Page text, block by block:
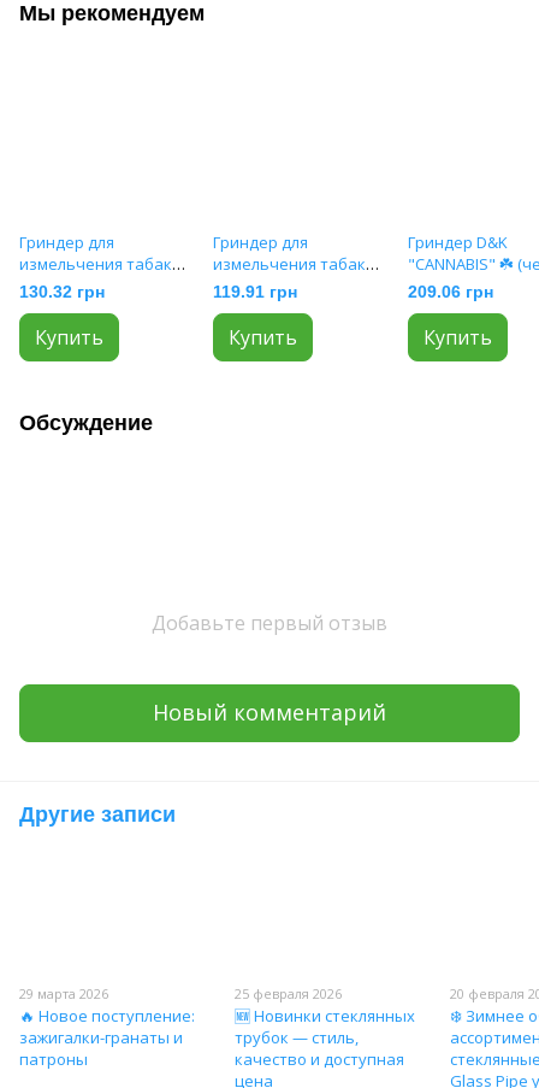
Мы рекомендуем
Гриндер для
измельчения табака
HL-090-3A-2
130.32 грн
Купить
Гриндер для
измельчения табака
HL-235
119.91 грн
Купить
Гриндер D&K
"CANNABIS" ☘️
секции),
DK-5031-BC4
209.06 грн
Купить
Обсуждение
Добавьте первый отзыв
Новый комментарий
Другие записи
29 марта 2026
🔥 Новое поступление:
зажигалки-гранаты и
патроны
25 февраля 2026
🆕 Новинки стеклянных
трубок — стиль,
качество и доступная
цена
20 февраля
❄️ Зимнее
Glass Pipe